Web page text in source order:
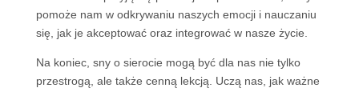
pomoże nam w odkrywaniu naszych emocji i nauczaniu
się, jak je akceptować oraz integrować w nasze życie.
Na koniec, sny o sierocie mogą być dla nas nie tylko
przestrogą, ale także cenną lekcją. Uczą nas, jak ważne